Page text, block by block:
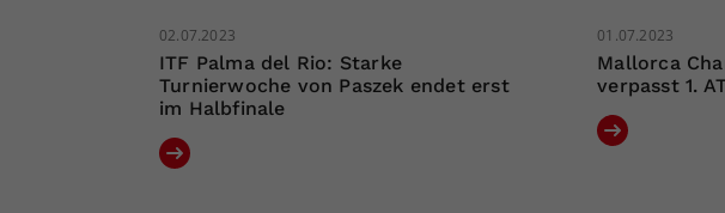
02.07.2023
ITF Palma del Rio: Starke
Turnierwoche von Paszek endet erst
im Halbfinale
01.07.2023
Mallorca
verpasst 1.